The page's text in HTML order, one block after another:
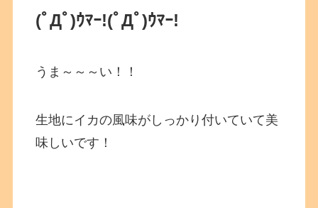
(ﾟДﾟ)ｳﾏｰ!(ﾟДﾟ)ｳﾏｰ!
うま～～～い！！
生地にイカの風味がしっかり付いていて美
味しいです！